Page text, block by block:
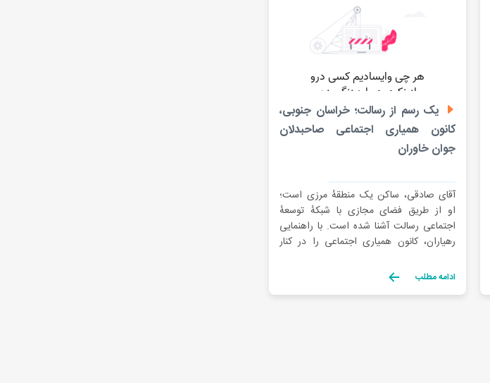
یک رسم از رسالت؛ خراسان جنوبی،
کانون همیاری اجتماعی صاحبدلان
جوان خاوران
آقای صادقی، ساکن یک منطقه‌ٔ مرزی است؛
او از طریق فضای مجازی با شبکه‌ٔ توسعه‌ٔ
اجتماعی رسالت آشنا شده است. با راهنمایی
رهیاران، کانون همیاری اجتماعی را در کنار
ایجاد ۱۴ هسته‌ٔ کار و زندگی از سویی و ازادامه مطلب